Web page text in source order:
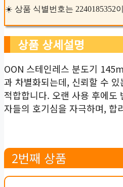
☀️ 상품 식별번호는 2240185352
상품 상세설명
OON 스테인레스 분도기
과 차별화되는데, 신뢰할 수
적합합니다. 오랜 사용 후에도
자들의 호기심을 자극하며, 합
2번째 상품